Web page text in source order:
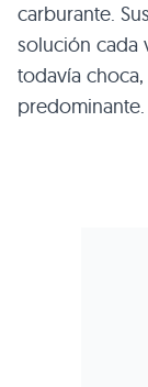
carburante.
solución cada
todavía
predominante.